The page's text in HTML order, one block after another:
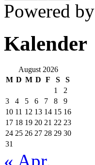
Powered by
Kalender
August 2026
M D M D F S
S
1
2
3
4 5 6 7 8
9
10 11 12 13 14 15 16
17 18 19 20 21 22 23
24 25 26 27 28 29 30
31
« Apr.